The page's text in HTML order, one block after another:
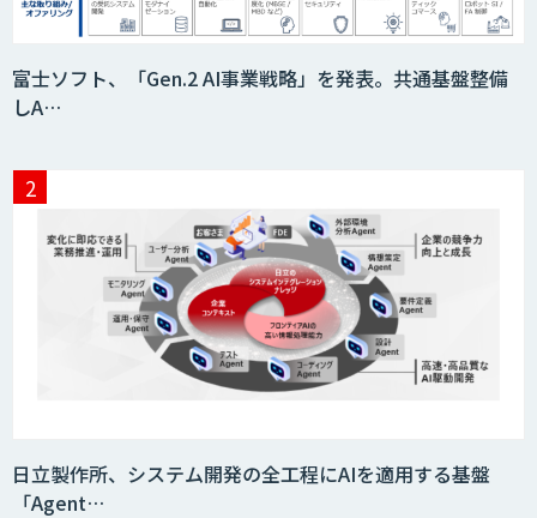
富士ソフト、「Gen.2 AI事業戦略」を発表。共通基盤整備
しA…
日立製作所、システム開発の全工程にAIを適用する基盤
「Agent…